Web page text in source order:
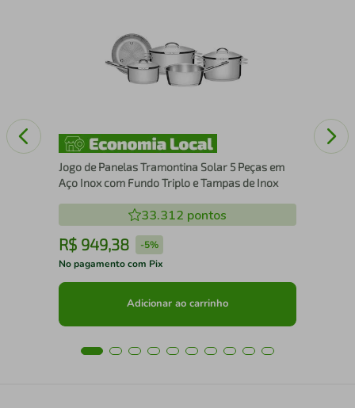
Jogo de Panelas Tramontina Solar 5 Peças em
Aço Inox com Fundo Triplo e Tampas de Inox
33.312 pontos
R$ 949,38 -5%
No pagamento com Pix
Adicionar ao carrinho